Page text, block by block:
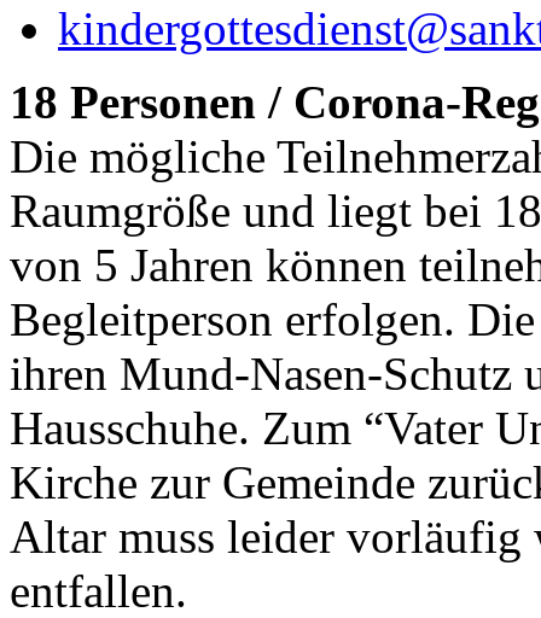
18 Personen / Corona-
Die mögliche
Raumgröße und liegt bei
von 5 Jahren können
Begleitperson erfolgen.
ihren Mund-Nasen-Schutz
Hausschuhe. Zum “Vater
Kirche zur Gemeinde
Altar muss leider vorläufig
entfallen.